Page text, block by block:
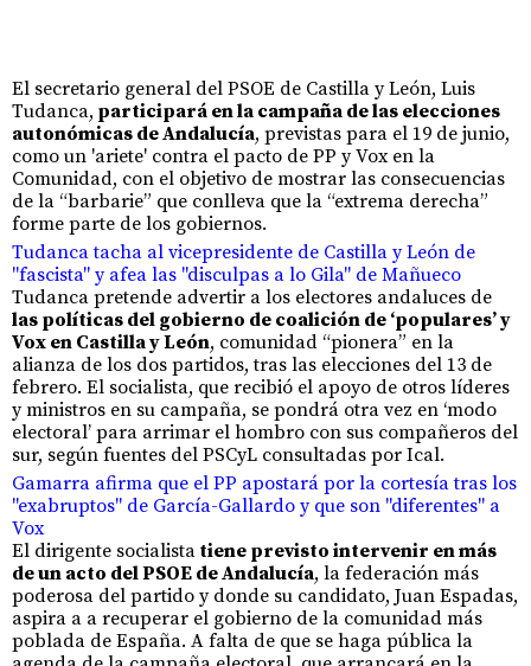
El secretario general del PSOE de Castilla y León, Luis
Tudanca, participará en la campaña de las elecciones
autonómicas de Andalucía, previstas para el 19 de junio,
como un 'ariete' contra el pacto de PP y Vox en la
Comunidad, con el objetivo de mostrar las consecuencias
de la “barbarie” que conlleva que la “extrema derecha”
forme parte de los gobiernos.
Tudanca tacha al vicepresidente de Castilla y León de
"fascista" y afea las "disculpas a lo Gila" de Mañueco
Tudanca pretende advertir a los electores andaluces de
las políticas del gobierno de coalición de ‘populares’ y
Vox en Castilla y León, comunidad “pionera” en la
alianza de los dos partidos, tras las elecciones del 13 de
febrero. El socialista, que recibió el apoyo de otros líderes
y ministros en su campaña, se pondrá otra vez en ‘modo
electoral’ para arrimar el hombro con sus compañeros del
sur, según fuentes del PSCyL consultadas por Ical.
Gamarra afirma que el PP apostará por la cortesía tras los
"exabruptos" de García-Gallardo y que son "diferentes" a
Vox
El dirigente socialista tiene previsto intervenir en más
de un acto del PSOE de Andalucía, la federación más
poderosa del partido y donde su candidato, Juan Espadas,
aspira a a recuperar el gobierno de la comunidad más
poblada de España. A falta de que se haga pública la